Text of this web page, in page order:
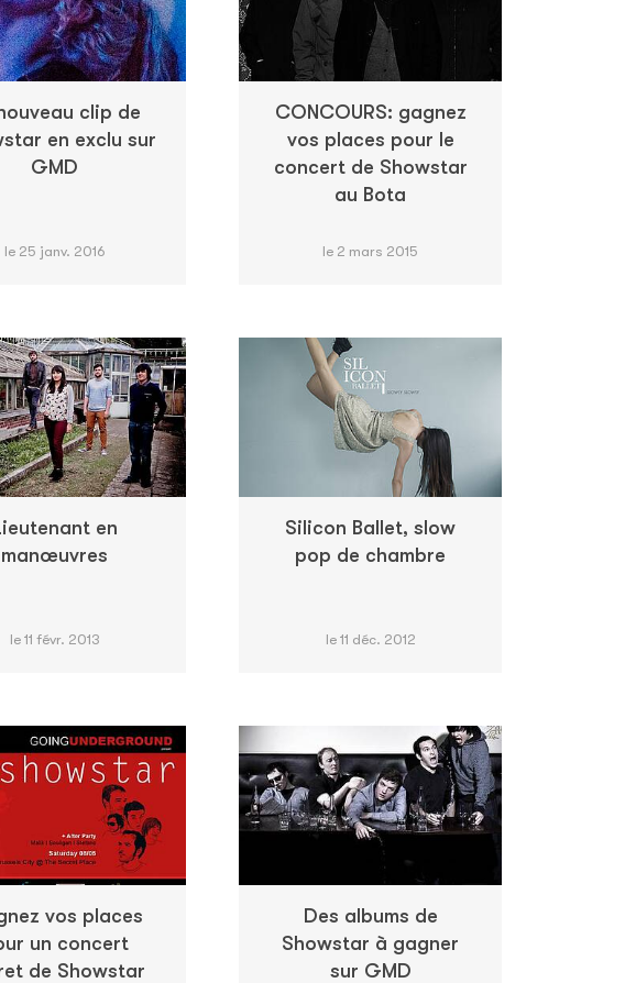
clip de
en exclu sur
GMD
le 25 janv. 2016
CONCOURS: gagnez
vos places pour le
concert de Showstar
au Bota
le 2 mars 2015
en
manœuvres
le 11 févr. 2013
Silicon Ballet, slow
pop de chambre
le 11 déc. 2012
vos places
un concert
de Showstar
Des albums de
Showstar à gagner
sur GMD